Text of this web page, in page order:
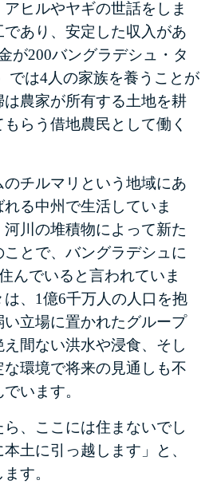
ヒルやヤギの世話をしま
あり、安定した収入があ
が200バングラデシュ・タ
では4人の家族を養うことが
農家が所有する土地を耕
らう借地農民として働く
チルマリという地域にあ
る中州で生活していま
川の堆積物によって新た
とで、バングラデシュに
んでいると言われていま
、1億6千万人の人口を抱
い立場に置かれたグループ
間ない洪水や浸食、そし
環境で将来の見通しも不
います。
ら、ここには住まないでし
土に引っ越します」と、
す。